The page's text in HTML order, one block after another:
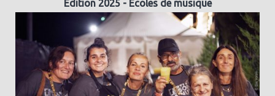
Edition 2025 - Ecoles de musique